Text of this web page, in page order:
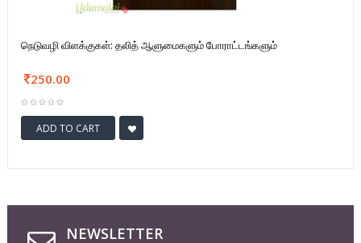
நெடுவழி விளக்குகள்: தலித் ஆளுமைகளும் போராட்டங்களும்
250.00
ADD TO CART
NEWSLETTER